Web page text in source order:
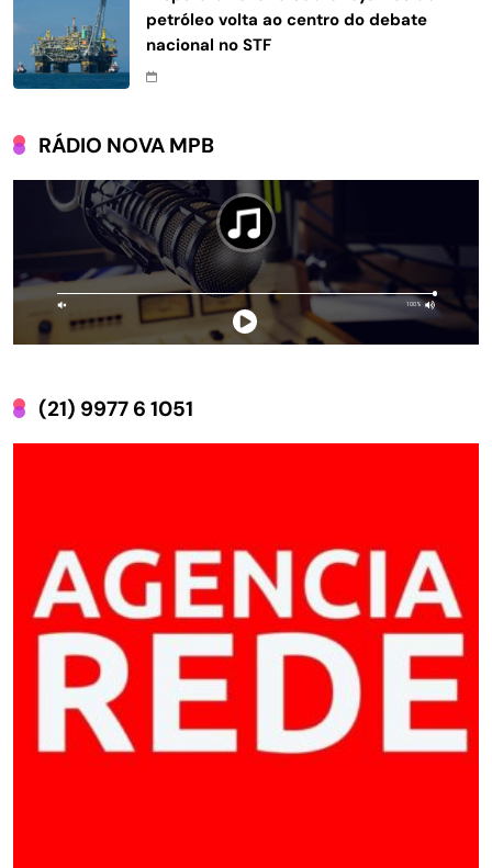
petróleo volta ao centro do debate
nacional no STF
RÁDIO NOVA MPB
(21) 9977 6 1051